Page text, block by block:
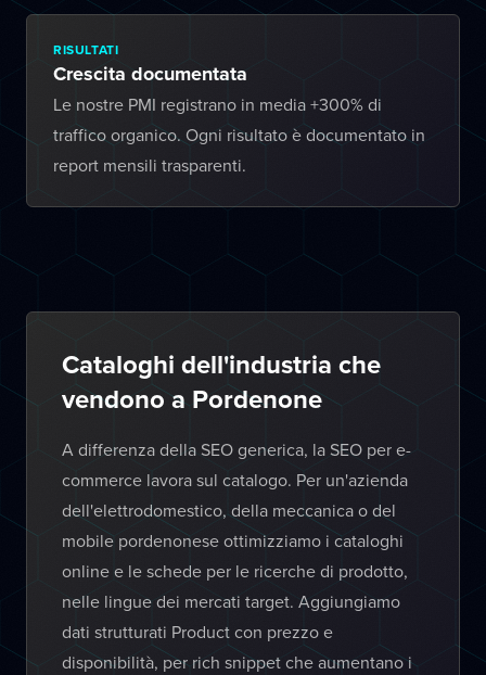
RISULTATI
Crescita documentata
Le nostre PMI registrano in media +300% di
traffico organico. Ogni risultato è documentato in
report mensili trasparenti.
Cataloghi dell'industria che
vendono a Pordenone
A differenza della SEO generica, la SEO per e-
commerce lavora sul catalogo. Per un'azienda
dell'elettrodomestico, della meccanica o del
mobile pordenonese ottimizziamo i cataloghi
online e le schede per le ricerche di prodotto,
nelle lingue dei mercati target. Aggiungiamo
dati strutturati Product con prezzo e
disponibilità, per rich snippet che aumentano i